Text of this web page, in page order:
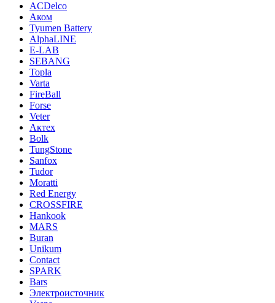
ACDelco
Аком
Tyumen Battery
AlphaLINE
E-LAB
SEBANG
Topla
Varta
FireBall
Forse
Veter
Актех
Bolk
TungStone
Sanfox
Tudor
Moratti
Red Energy
CROSSFIRE
Hankook
MARS
Buran
Unikum
Contact
SPARK
Bars
Электроисточник